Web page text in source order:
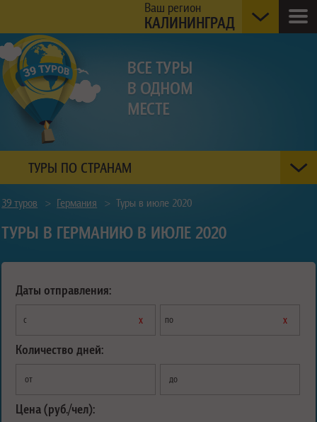
Ваш регион
КАЛИНИНГРАД
ТУРЫ ПО СТРАНАМ
39 туров > Германия > Туры в июле 2020
ТУРЫ В ГЕРМАНИЮ В ИЮЛЕ 2020
Даты отправления:
с х по х
Количество дней:
от до
Цена (руб./чел):